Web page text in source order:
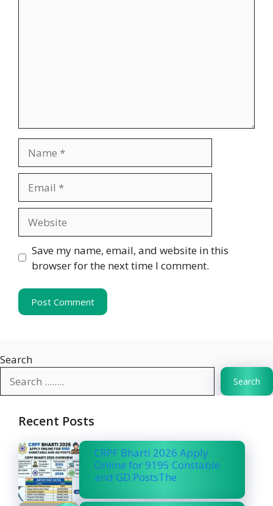
Save my name, email, and website in this
browser for the next time I comment.
Search
Search
Recent Posts
CRPF Bharti 2026 Apply
Online for 9195 Constable
and GD PostsThe